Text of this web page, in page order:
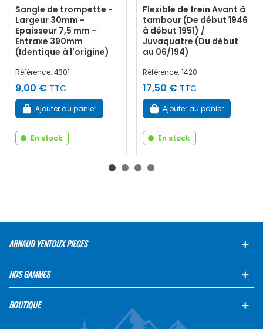
Sangle de trompette -
Largeur 30mm -
Epaisseur 7,5 mm -
Entraxe 390mm
(Identique à l'origine)
Référence: 4301
9,00 € TTC
Ajouter au panier
En stock
Flexible de frein Avant à
tambour (De début 1946
à début 1951) /
Juvaquatre (Du début
au 06/194)
Référence: 1420
17,50 € TTC
Ajouter au panier
En stock
ARNAUD VENTOUX PIECES
NOS GAMMES
BOUTIQUE